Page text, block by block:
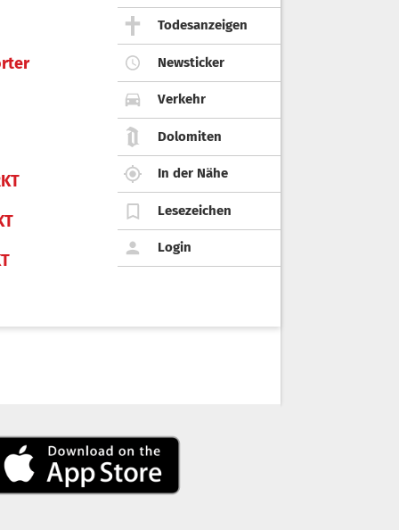
Todesanzeigen
Newsticker
Verkehr
Dolomiten
In der Nähe
Lesezeichen
Login